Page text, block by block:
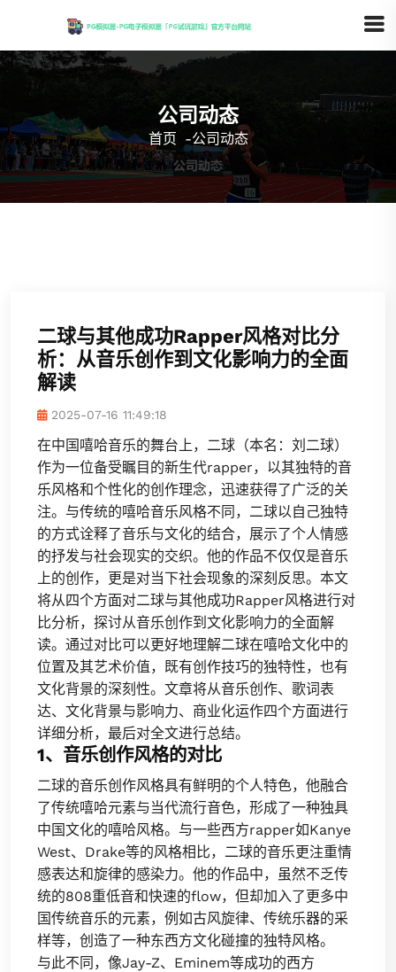
公司动态
首页 -公司动态
二球与其他成功Rapper风格对比分
析：从音乐创作到文化影响力的全面
解读
2025-07-16 11:49:18
在中国嘻哈音乐的舞台上，二球（本名：刘二球）
作为一位备受瞩目的新生代rapper，以其独特的音
乐风格和个性化的创作理念，迅速获得了广泛的关
注。与传统的嘻哈音乐风格不同，二球以自己独特
的方式诠释了音乐与文化的结合，展示了个人情感
的抒发与社会现实的交织。他的作品不仅仅是音乐
上的创作，更是对当下社会现象的深刻反思。本文
将从四个方面对二球与其他成功Rapper风格进行对
比分析，探讨从音乐创作到文化影响力的全面解
读。通过对比可以更好地理解二球在嘻哈文化中的
位置及其艺术价值，既有创作技巧的独特性，也有
文化背景的深刻性。文章将从音乐创作、歌词表
达、文化背景与影响力、商业化运作四个方面进行
详细分析，最后对全文进行总结。
1、音乐创作风格的对比
二球的音乐创作风格具有鲜明的个人特色，他融合
了传统嘻哈元素与当代流行音色，形成了一种独具
中国文化的嘻哈风格。与一些西方rapper如Kanye
West、Drake等的风格相比，二球的音乐更注重情
感表达和旋律的感染力。他的作品中，虽然不乏传
统的808重低音和快速的flow，但却加入了更多中
国传统音乐的元素，例如古风旋律、传统乐器的采
样等，创造了一种东西方文化碰撞的独特风格。
与此不同，像Jay-Z、Eminem等成功的西方